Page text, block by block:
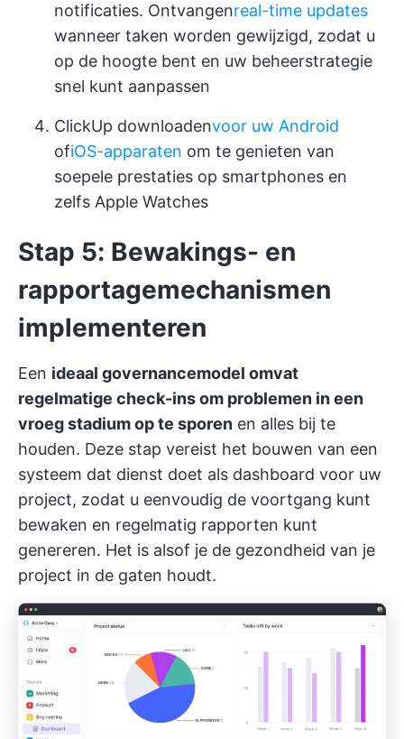
notificaties. Ontvangenreal-time updates
wanneer taken worden gewijzigd, zodat u
op de hoogte bent en uw beheerstrategie
snel kunt aanpassen
ClickUp downloadenvoor uw Android
ofiOS-apparaten om te genieten van
soepele prestaties op smartphones en
zelfs Apple Watches
Stap 5: Bewakings- en
rapportagemechanismen
implementeren
Een ideaal governancemodel omvat
regelmatige check-ins om problemen in een
vroeg stadium op te sporen en alles bij te
houden. Deze stap vereist het bouwen van een
systeem dat dienst doet als dashboard voor uw
project, zodat u eenvoudig de voortgang kunt
bewaken en regelmatig rapporten kunt
genereren. Het is alsof je de gezondheid van je
project in de gaten houdt.